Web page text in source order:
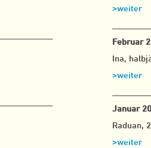
>weiter
Februar
Ina,
>weiter
Januar
Raduan,
>weiter